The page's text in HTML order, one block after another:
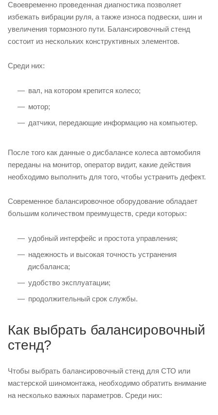
Своевременно проведенная диагностика позволяет
избежать вибрации руля, а также износа подвески, шин и
увеличения тормозного пути. Балансировочный стенд
состоит из нескольких конструктивных элементов.
Среди них:
вал, на котором крепится колесо;
мотор;
датчики, передающие информацию на компьютер.
После того как данные о дисбалансе колеса автомобиля
переданы на монитор, оператор видит, какие действия
необходимо выполнить для того, чтобы устранить дефект.
Современное балансировочное оборудование обладает
большим количеством преимуществ, среди которых:
удобный интерфейс и простота управления;
надежность и высокая точность устранения
дисбаланса;
удобство эксплуатации;
продолжительный срок службы.
Как выбрать балансировочный
стенд?
Чтобы выбрать балансировочный стенд для СТО или
мастерской шиномонтажа, необходимо обратить внимание
на несколько важных параметров. Среди них: